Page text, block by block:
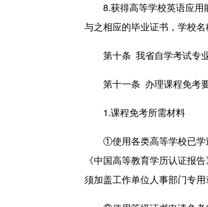
8.获得高等学校英语应
与之相应的毕业证书，学校
第十条 我省自学考试专
第十一条 办理课程免考
1.课程免考所需材料
①使用各类高等学校已学
《中国高等教育学历认证报
须加盖工作单位人事部门专用